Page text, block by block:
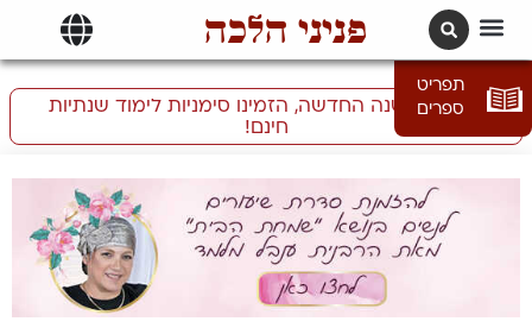
פניני הלכה
תפריט
ספרים
התכוננו לשנה החדשה, הזמינו סימניות לימוד שנתיות
חינם!